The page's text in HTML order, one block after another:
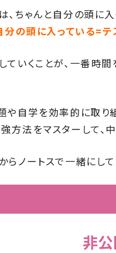
ちゃんと自分の頭に
の頭に入っている=テ
いくことが、一番時
自学を効率的に取り
方法をマスターして、
ノートスで一緒にし
非公